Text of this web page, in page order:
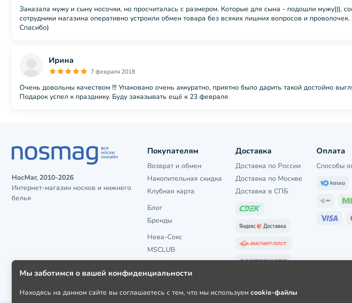
Заказала мужу и сыну носочки, но просчиталась с размером. Которые для сына - подошли мужу))),
сотрудники магазина оперативно устроили обмен товара без всяких лишних вопросов и
Спасибо)
Ирина
7 февраля 2018
Очень довольны качеством !!! Упаковано очень аккуратно, приятно было дарить такой достойно
Подарок успел к празднику. Буду заказывать ещё к 23 февраля
НосМаг, 2010-2026
Интернет-магазин носков и нижнего
белья
Покупателям
Возврат и обмен
Накопительная скидка
Клубная карта
Блог
Бренды
Нева-Сокс
MSCLUB
Доставка
Доставка по России
Доставка по Москве
Доставка в СПБ
Оплата
Способы
Мы заботимся о вашей конфиденциальности
Находясь на данном сайте вы соглашаетесь с тем, что мы используем cookie-файлы